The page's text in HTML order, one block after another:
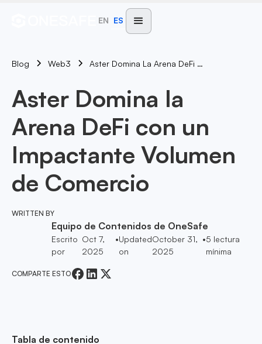
EN ES
Blog Web3 Aster Domina La Arena DeFi Con Un Impactante Volumen De Comercio
Aster Domina la
Arena DeFi con un
Impactante Volumen
de Comercio
WRITTEN BY
Equipo de Contenidos de OneSafe
Escrito
por
Oct 7,
2025
•Updated
on
October 31,
2025
•5 lectura
mínima
COMPARTE ESTO
Tabla de contenido